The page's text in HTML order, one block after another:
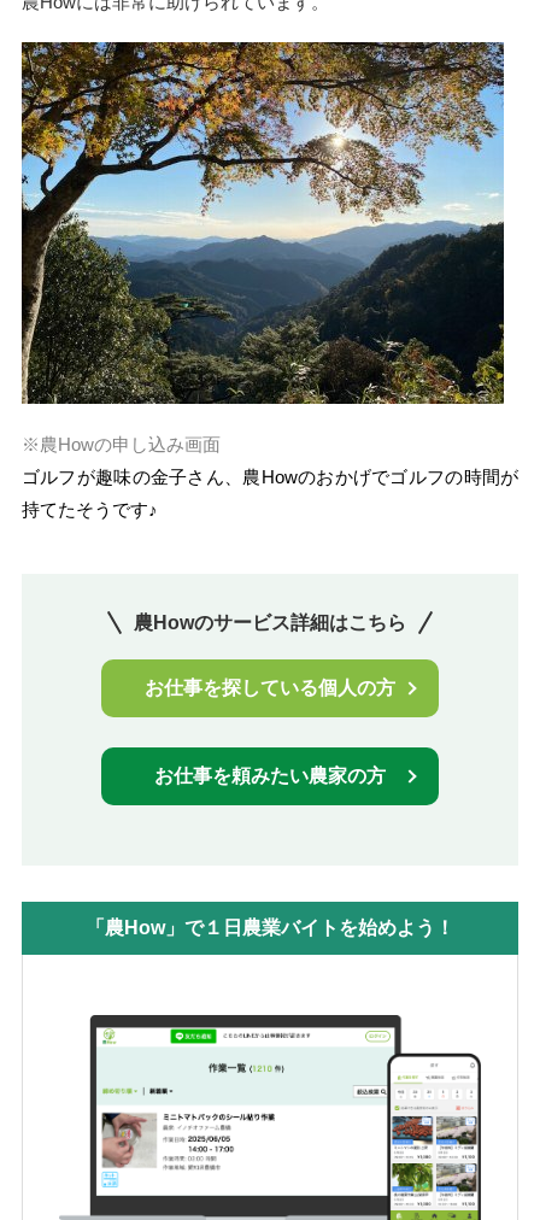
※農Howの申し込み画面
ゴルフが趣味の金子さん、農Howのおかげでゴルフの時間が
持てたそうです♪
農Howのサービス詳細はこちら
お仕事を探している個人の方
お仕事を頼みたい農家の方
「農How」で１日農業バイトを始めよう！